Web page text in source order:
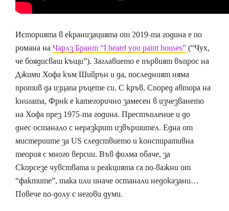
Историята в екранизацията от 2019-та година е по
романа наЧарлз Брант “I heard you paint houses”(“Чух,
че боядисваш къщи”). Заглавието е първият въпрос на
Джими Хофа към Шийрън и да, последният няма
против да изцапа ръцете си. С кръв. Според автора на
книгата, Фрнк е категорично замесен в изчезването
на Хофа през 1975-та година. Престъпление и до
днес останало с неразкрит извършител. Една от
мистериите за US следствието и конспиративна
теория с много версии. Във филма обаче, за
Скорсезе чувствата и реакцията са по-важни от
“фактите”, така или иначе останали недоказани…
Повече по-долу с негови думи.